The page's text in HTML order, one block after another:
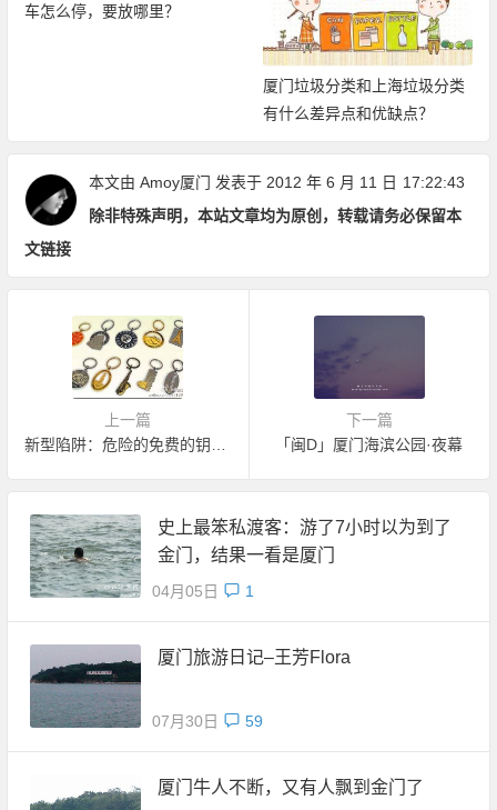
车怎么停，要放哪里？
厦门垃圾分类和上海垃圾分类
有什么差异点和优缺点？
本文由 Amoy厦门 发表于 2012 年 6 月 11 日 17:22:43
除非特殊声明，本站文章均为原创，转载请务必保留本
文链接
上一篇
下一篇
「闽D」厦门海滨公园·夜幕
史上最笨私渡客：游了7小时以为到了
金门，结果一看是厦门
04月05日 1
厦门旅游日记–王芳Flora
07月30日 59
厦门牛人不断，又有人飘到金门了